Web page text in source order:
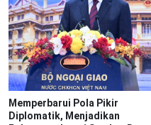
Memperbarui Pola Pikir
Diplomatik, Menjadikan